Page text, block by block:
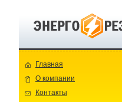
Главная
О компании
Контакты